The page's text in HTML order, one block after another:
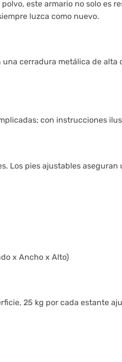
este armario no solo es
luzca como nuevo.
cerradura metálica de
con instrucciones
Los pies ajustables
x Ancho x Alto)
25 kg por cada estante